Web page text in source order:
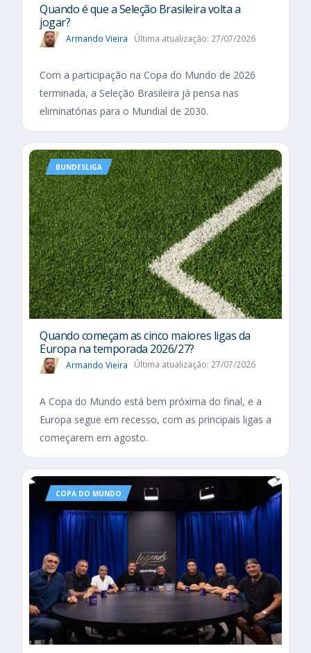
Quando é que a Seleção Brasileira volta a
jogar?
Armando Vieira Última atualização: 27/07/2026
Com a participação na Copa do Mundo de 2026
terminada, a Seleção Brasileira já pensa nas
eliminatórias para o Mundial de 2030.
BUNDESLIGA
Quando começam as cinco maiores ligas da
Europa na temporada 2026/27?
Armando Vieira Última atualização: 27/07/2026
A Copa do Mundo está bem próxima do final, e a
Europa segue em recesso, com as principais ligas a
começarem em agosto.
COPA DO MUNDO